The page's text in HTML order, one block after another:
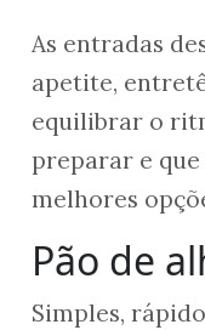
Whastapp
Facebook
Twitter
As entradas
apetite,
equilibrar o
preparar e
melhores
Pão de
Simples,